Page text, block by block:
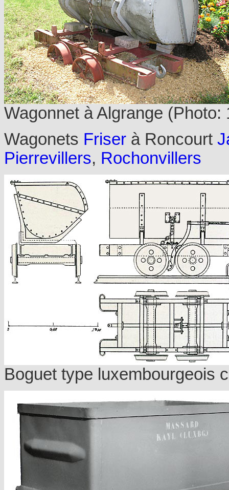
Wagonnet à Algrange
Wagonets Friser à Roncourt
Pierrevillers, Rochonvillers
Boguet type luxembourgeois